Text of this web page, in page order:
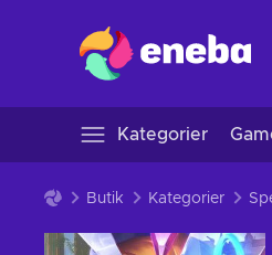
Kategorier
Butik Kategorier